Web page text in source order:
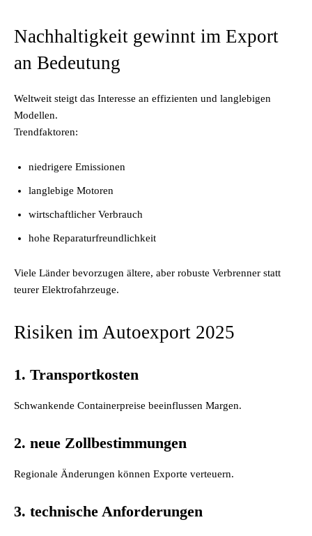
Nachhaltigkeit gewinnt im Export
an Bedeutung
Weltweit steigt das Interesse an effizienten und langlebigen
Modellen.
Trendfaktoren:
niedrigere Emissionen
langlebige Motoren
wirtschaftlicher Verbrauch
hohe Reparaturfreundlichkeit
Viele Länder bevorzugen ältere, aber robuste Verbrenner statt
teurer Elektrofahrzeuge.
Risiken im Autoexport 2025
1. Transportkosten
Schwankende Containerpreise beeinflussen Margen.
2. neue Zollbestimmungen
Regionale Änderungen können Exporte verteuern.
3. technische Anforderungen